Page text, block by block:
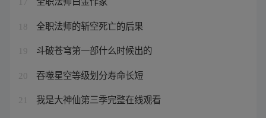
18 全职法师的斩空死亡的后果
19 斗破苍穹第一部什么时候出的
20 吞噬星空等级划分寿命长短
21 我是大神仙第三季完整在线观看